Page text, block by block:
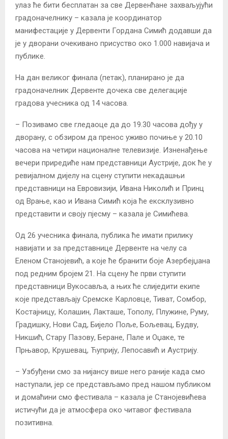
улаз ће бити бесплатан за све Дервенћане захваљујући
градоначелнику – казала је координатор
манифестације у Дервенти Гордана Симић додавши да
је у дворани очекивано присуство око 1.000 навијача и
публике.
На дан великог финала (петак), планирано је да
градоначелник Дервенте дочека све делегације
градова учесника од 14 часова.
– Позивамо све гледаоце да до 19.30 часова дођу у
дворану, с обзиром да пренос уживо почиње у 20.10
часова на четири националне телевизије. Изненађење
вечери приредиће нам представници Аустрије, док ће у
ревијалном дијелу на сцену ступити некадашњи
представници на Евровизији, Ивана Николић и Принц
од Врање, као и Ивана Симић која ће ексклузивно
представити и своју пјесму – казала је Симићева.
Од 26 учесника финала, публика ће имати прилику
навијати и за представнице Дервенте на челу са
Еленом Станојевић, а које ће бранити боје Азербејџана
под редним бројем 21. На сцену ће први ступити
представници Вукосавља, а њих ће слиједити екипе
које представљају Сремске Карловце, Тиват, Сомбор,
Костајницу, Колашин, Лакташе, Тополу, Плужине, Руму,
Градишку, Нови Сад, Бијело Поље, Бољевац, Будву,
Никшић, Стару Пазову, Беране, Пале и Оџаке, те
Прњавор, Крушевац, Ћуприју, Лепосавић и Аустрију.
– Узбуђени смо за нијансу више него раније када смо
наступали, јер се представљамо пред нашом публиком
и домаћини смо фестивала – казала је Станојевићева
истичући да је атмосфера око читавог фестивала
позитивна.